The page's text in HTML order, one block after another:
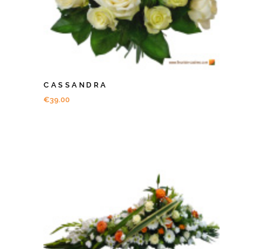
CASSANDRA
€39.00